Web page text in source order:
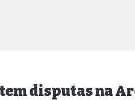
disputas na